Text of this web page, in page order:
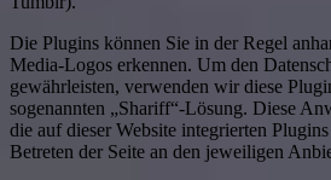
Die Plugins können Sie in der Regel
Media-Logos erkennen. Um den
gewährleisten, verwenden wir diese
sogenannten „Shariff“-Lösung. Diese
die auf dieser Website integrierten
Betreten der Seite an den jeweiligen